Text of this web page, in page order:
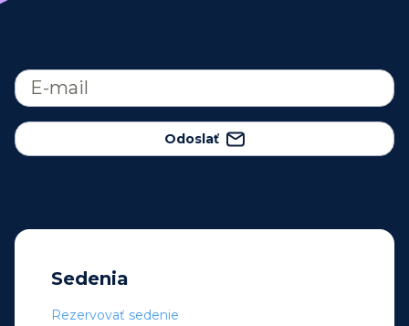
Odoslať
Sedenia
Rezervovať sedenie